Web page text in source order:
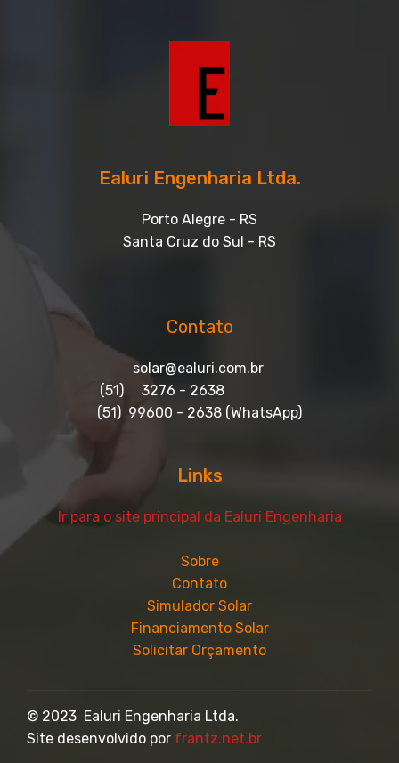
Ealuri Engenharia Ltda.
Porto Alegre - RS
Santa Cruz do Sul - RS
Contato
solar@ealuri.com.br
(51) 3276 - 2638
(51) 99600 - 2638 (WhatsApp)
Links
Ir para o site principal da Ealuri Engenharia
Sobre
Contato
Simulador Solar
Financiamento Solar
Solicitar Orçamento
© 2023 Ealuri Engenharia Ltda.
Site desenvolvido por frantz.net.br